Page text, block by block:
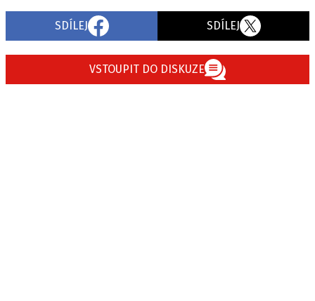
SDÍLEJ SDÍLEJ
VSTOUPIT DO DISKUZE